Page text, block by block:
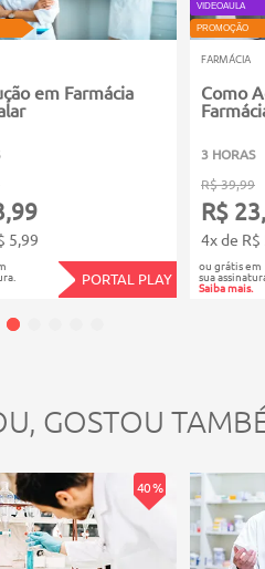
em Farmácia
5,99
PORTAL PLAY
VIDEOAULA
PROMOÇÃO
FARMÁCIA
Como
3 HORAS
R$ 39,99
R$
4x de R$
ou grátis em
sua
Saiba mais.
GOSTOU
40 %